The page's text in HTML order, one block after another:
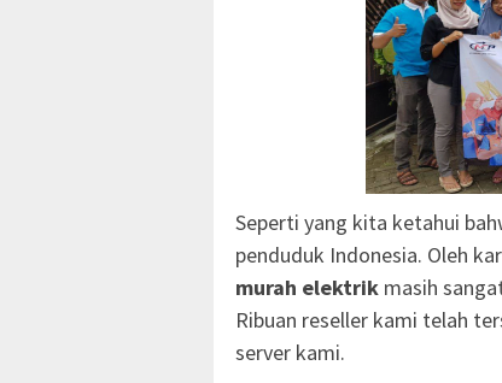
Seperti yang kita ketahui
penduduk Indonesia. Oleh
murah elektrik masih
Ribuan reseller kami telah
server kami.